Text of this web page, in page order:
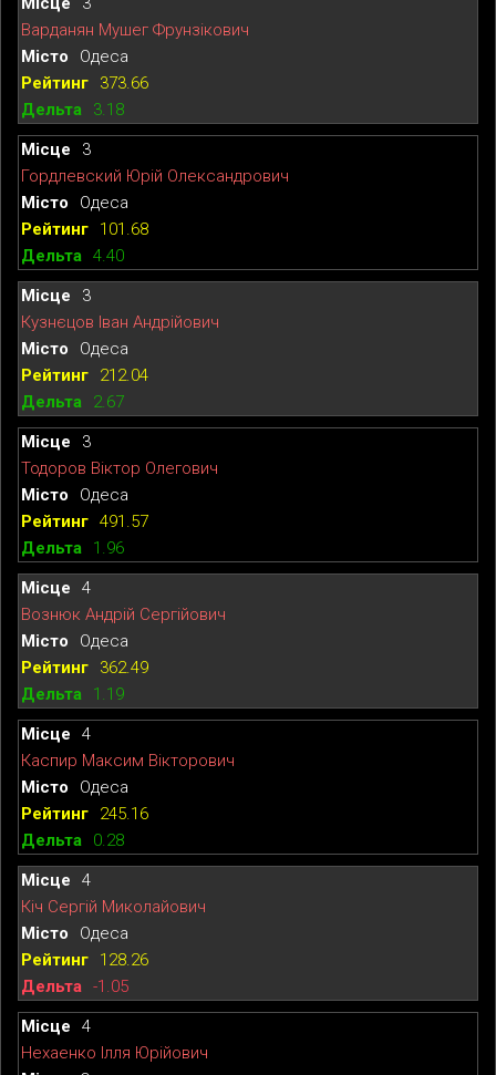
Варданян Мушег Фрунзікович
Одеса
373.66
3.18
3
Гордлевский Юрій Олександрович
Одеса
101.68
4.40
3
Кузнєцов Іван Андрійович
Одеса
212.04
2.67
3
Тодоров Віктор Олегович
Одеса
491.57
1.96
4
Вознюк Андрій Сергійович
Одеса
362.49
1.19
4
Каспир Максим Вікторович
Одеса
245.16
0.28
4
Кіч Сергій Миколайович
Одеса
128.26
-1.05
4
Нехаенко Ілля Юрійович